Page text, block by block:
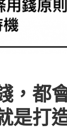
，都
是打